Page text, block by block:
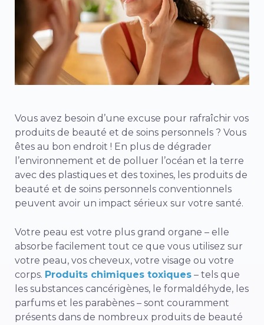
Vous avez besoin d’une excuse pour rafraîchir vos
produits de beauté et de soins personnels ? Vous
êtes au bon endroit ! En plus de dégrader
l’environnement et de polluer l’océan et la terre
avec des plastiques et des toxines, les produits de
beauté et de soins personnels conventionnels
peuvent avoir un impact sérieux sur votre santé.
Votre peau est votre plus grand organe – elle
absorbe facilement tout ce que vous utilisez sur
votre peau, vos cheveux, votre visage ou votre
corps. Produits chimiques toxiques – tels que
les substances cancérigènes, le formaldéhyde, les
parfums et les parabènes – sont couramment
présents dans de nombreux produits de beauté